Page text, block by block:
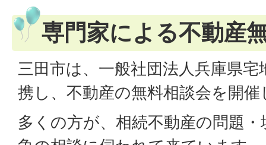
専門家による不動産
三田市は、一般社団法人兵庫県
携し、不動産の無料相談会を開
多くの方が、相続不動産の問題